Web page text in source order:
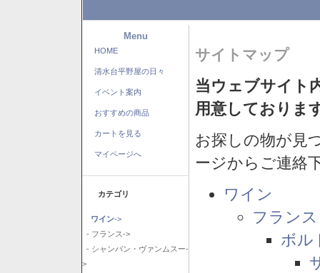
Menu
HOME
清水台平野屋の日々
イベント案内
おすすめの商品
カートを見る
マイページへ
カテゴリ
ワイン->
- フランス->
- シャンパン・ヴァンムスー-
>
サイトマップ
当ウェブサイト
用意しておりま
お探しの物が見
ージからご連絡
ワイン
フランス
ボル